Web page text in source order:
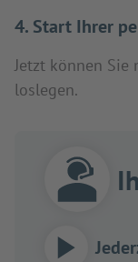
4. Start Ihrer
Jetzt können
loslegen.